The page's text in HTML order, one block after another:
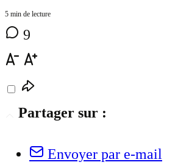
5 min de lecture
9
Partager sur :
Envoyer par e-mail